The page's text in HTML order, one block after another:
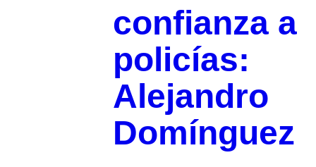
confianza a
policías:
Alejandro
Domínguez